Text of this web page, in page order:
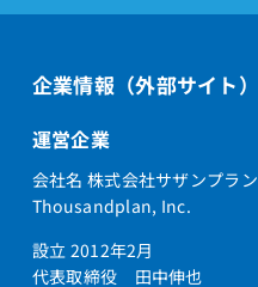
企業情報（外部サイト）
運営企業
会社名 株式会社サザンプラン
Thousandplan, Inc.
設立 2012年2月
代表取締役 田中伸也